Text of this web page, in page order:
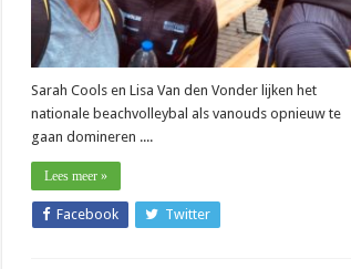
week”
Sarah Cools en Lisa Van den Vonder lijken het
nationale beachvolleybal als vanouds opnieuw te
gaan domineren ....
Lees meer »
Facebook Twitter